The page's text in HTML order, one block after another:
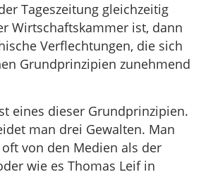
Tageszeitung gleichzeitig
Wirtschaftskammer ist, dann
Verflechtungen, die sich
Grundprinzipien zunehmend
eines dieser Grundprinzipien.
man drei Gewalten. Man
von den Medien als der
wie es Thomas Leif in